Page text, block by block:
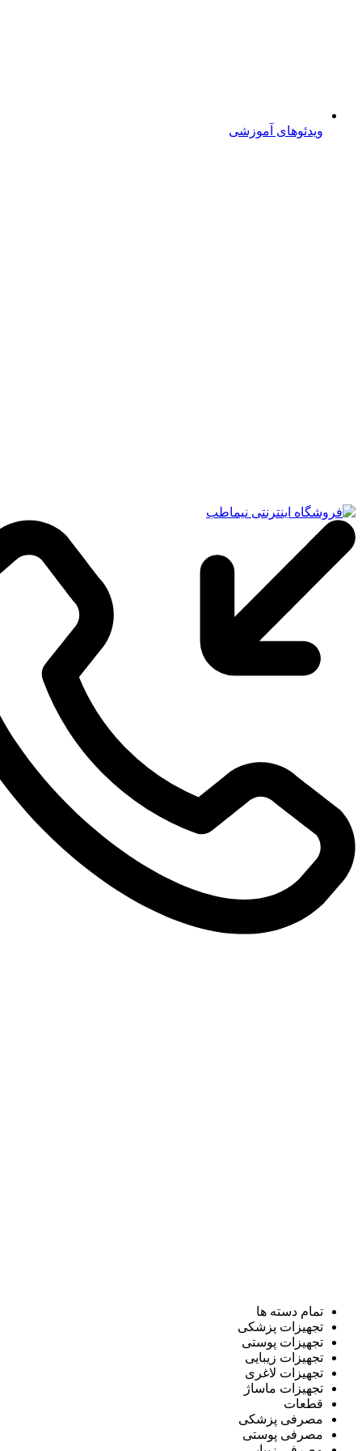
ویدئوهای آموزشی
تمام دسته ها
تجهیزات پزشکی
تجهیزات پوستی
تجهیزات زیبایی
تجهیزات لاغری
تجهیزات ماساژ
قطعات
مصرفی پزشکی
مصرفی پوستی